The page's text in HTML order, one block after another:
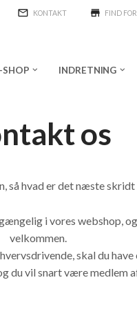
mail_outline KONTAKT store FIND
SHOP keyboard_arrow_down INDRETNING keyboard_arrow_down
os
så hvad er det næste skridt
i vores webshop,
velkommen.
skal du have
du vil snart være medlem